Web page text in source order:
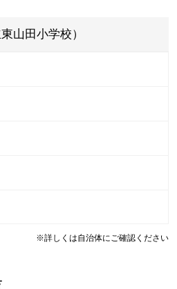
山田小学校）
※詳しくは自治体にご確認ください